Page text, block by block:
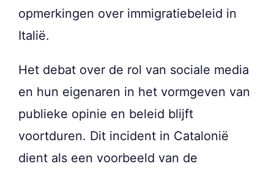
opmerkingen over immigratiebeleid in
Italië.
Het debat over de rol van sociale media
en hun eigenaren in het vormgeven van
publieke opinie en beleid blijft
voortduren. Dit incident in Catalonië
dient als een voorbeeld van de